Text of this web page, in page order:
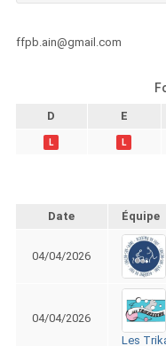
ffpb.ain@gmail.com
D E
L L
Date Équipe
04/04/2026
04/04/2026
Les